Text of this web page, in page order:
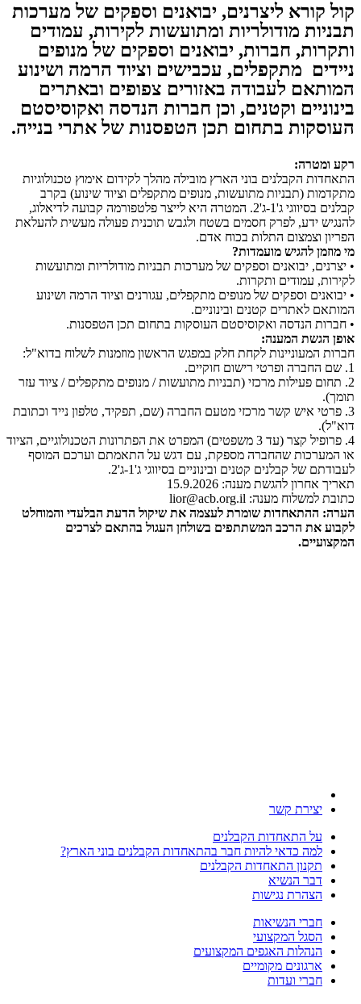
קול קורא ליצרנים, יבואנים וספקים של מערכות
תבניות מודולריות ומתועשות לקירות, עמודים
ותקרות, חברות, יבואנים וספקים של מנופים
ניידים מתקפלים, עכבישים וציוד הרמה ושינוע
המותאם לעבודה באזורים צפופים ובאתרים
בינוניים וקטנים, וכן חברות הנדסה ואקוסיסטם
העוסקות בתחום תכן הטפסנות של אתרי בנייה.
רקע ומטרה:
התאחדות הקבלנים בוני הארץ מובילה מהלך לקידום אימוץ טכנולוגיות
מתקדמות (תבניות מתועשות, מנופים מתקפלים וציוד שינוע) בקרב
קבלנים בסיווגי ג'1-ג'2. המטרה היא לייצר פלטפורמה קבועה לדיאלוג,
להנגיש ידע, לפרק חסמים בשטח ולגבש תוכנית פעולה מעשית להעלאת
הפריון וצמצום התלות בכוח אדם.
מי מוזמן להגיש מועמדות?
• יצרנים, יבואנים וספקים של מערכות תבניות מודולריות ומתועשות
לקירות, עמודים ותקרות.
• יבואנים וספקים של מנופים מתקפלים, עגורנים וציוד הרמה ושינוע
המותאם לאתרים קטנים ובינוניים.
• חברות הנדסה ואקוסיסטם העוסקות בתחום תכן הטפסנות.
אופן הגשת המענה:
חברות המעוניינות לקחת חלק במפגש הראשון מוזמנות לשלוח בדוא"ל:
1. שם החברה ופרטי רישום חוקיים.
2. תחום פעילות מרכזי (תבניות מתועשות / מנופים מתקפלים / ציוד עזר
תומך).
3. פרטי איש קשר מרכזי מטעם החברה (שם, תפקיד, טלפון נייד וכתובת
דוא"ל).
4. פרופיל קצר (עד 3 משפטים) המפרט את הפתרונות הטכנולוגיים, הציוד
או המערכות שהחברה מספקת, עם דגש על התאמתם וערכם המוסף
לעבודתם של קבלנים קטנים ובינוניים בסיווגי ג'1-ג'2.
תאריך אחרון להגשת מענה: 15.9.2026
כתובת למשלוח מענה: lior@acb.org.il
הערה: ההתאחדות שומרת לעצמה את שיקול הדעת הבלעדי והמוחלט
לקבוע את הרכב המשתתפים בשולחן העגול בהתאם לצרכים
המקצועיים.
יצירת קשר
על התאחדות הקבלנים
למה כדאי להיות חבר בהתאחדות הקבלנים בוני הארץ?
תקנון התאחדות הקבלנים
דבר הנשיא
הצהרת נגישות
חברי הנשיאות
הסגל המקצועי
הנהלות האגפים המקצועים
ארגונים מקומיים
חברי ועדות